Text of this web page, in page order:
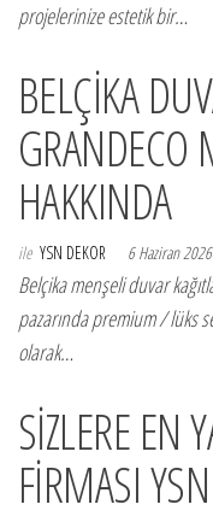
projelerinize estetik bir…
BELÇİKA
GRANDECO
HAKKINDA
ile YSN DEKOR 6 Haziran 2026
Belçika menşeli duvar
pazarında premium / lüks
olarak…
SİZLERE EN
FİRMASI